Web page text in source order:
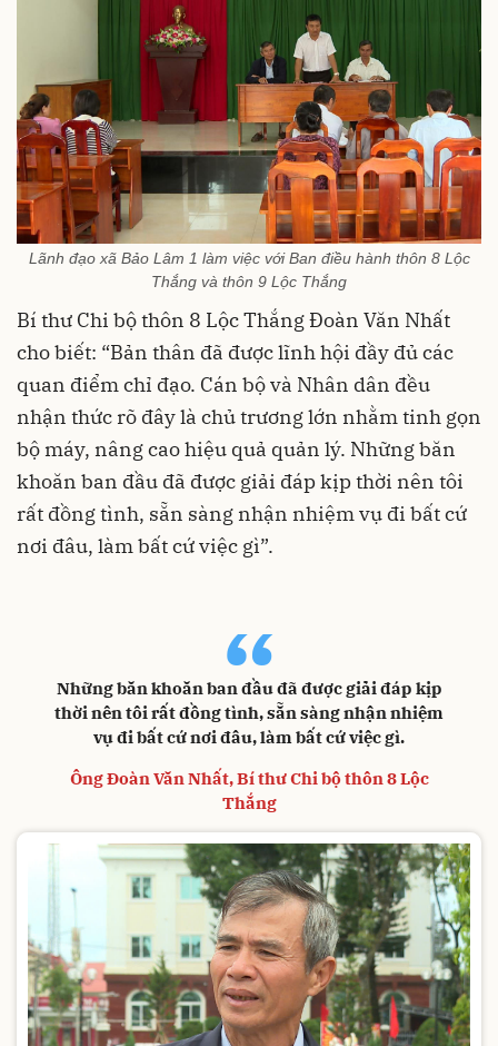
Lãnh đạo xã Bảo Lâm 1 làm việc với Ban điều hành thôn 8 Lộc
Thắng và thôn 9 Lộc Thắng
Bí thư Chi bộ thôn 8 Lộc Thắng Đoàn Văn Nhất
cho biết: “Bản thân đã được lĩnh hội đầy đủ các
quan điểm chỉ đạo. Cán bộ và Nhân dân đều
nhận thức rõ đây là chủ trương lớn nhằm tinh gọn
bộ máy, nâng cao hiệu quả quản lý. Những băn
khoăn ban đầu đã được giải đáp kịp thời nên tôi
rất đồng tình, sẵn sàng nhận nhiệm vụ đi bất cứ
nơi đâu, làm bất cứ việc gì”.
“
Những băn khoăn ban đầu đã được giải đáp kịp
thời nên tôi rất đồng tình, sẵn sàng nhận nhiệm
vụ đi bất cứ nơi đâu, làm bất cứ việc gì.
Ông Đoàn Văn Nhất, Bí thư Chi bộ thôn 8 Lộc
Thắng